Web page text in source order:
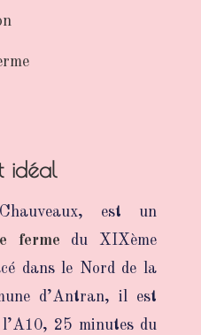
idéal
est un
ferme du XIXème
dans le Nord de la
d’Antran, il est
25 minutes du